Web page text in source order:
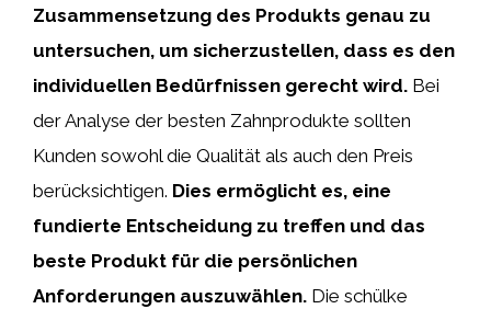
Zusammensetzung des Produkts genau zu
untersuchen, um sicherzustellen, dass es den
individuellen Bedürfnissen gerecht wird. Bei
der Analyse der besten Zahnprodukte sollten
Kunden sowohl die Qualität als auch den Preis
berücksichtigen. Dies ermöglicht es, eine
fundierte Entscheidung zu treffen und das
beste Produkt für die persönlichen
Anforderungen auszuwählen. Die schülke